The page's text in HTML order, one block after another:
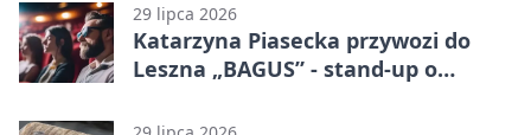
29 lipca 2026
Katarzyna Piasecka przywozi do
Leszna „BAGUS” - stand-up o